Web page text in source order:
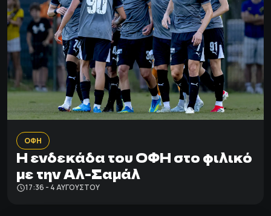
ΟΦΗ
Η ενδεκάδα του ΟΦΗ στο φιλικό
με την Αλ-Σαμάλ
17:36 - 4 ΑΥΓΟΎΣΤΟΥ